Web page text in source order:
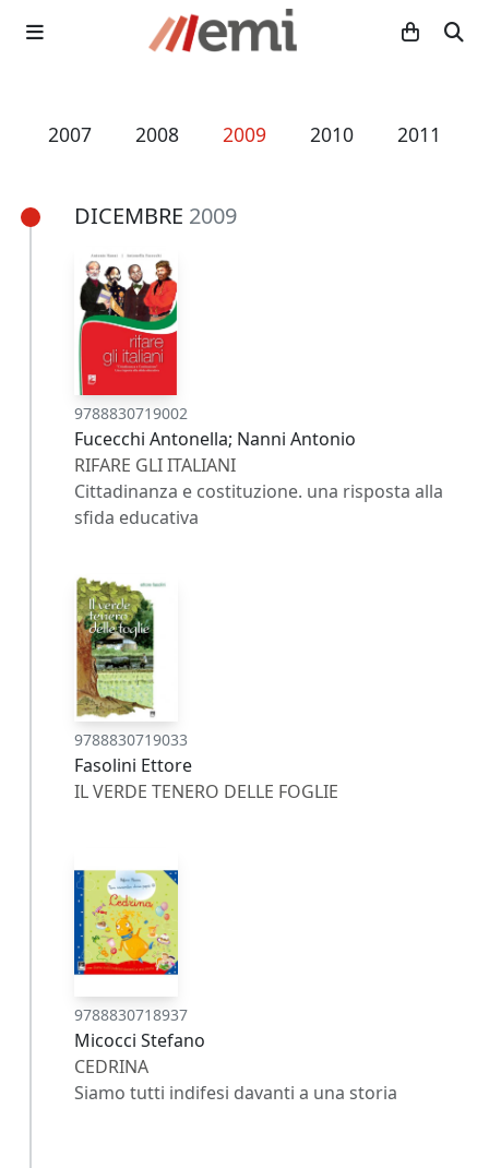
2007 2008 2009 2010 2011
DICEMBRE 2009
9788830719002
Fucecchi Antonella; Nanni Antonio
RIFARE GLI ITALIANI
Cittadinanza e costituzione. una risposta alla
sfida educativa
9788830719033
Fasolini Ettore
IL VERDE TENERO DELLE FOGLIE
9788830718937
Micocci Stefano
CEDRINA
Siamo tutti indifesi davanti a una storia